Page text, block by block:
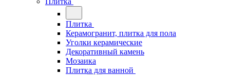
Плитка
Керамогранит, плитка для пола
Уголки керамические
Декоративный камень
Мозаика
Плитка для ванной